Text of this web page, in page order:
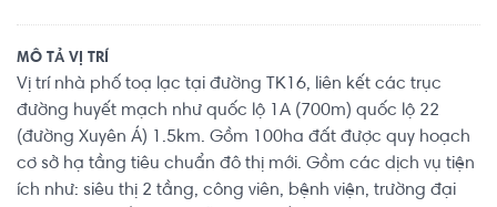
MÔ TẢ VỊ TRÍ
Vị trí nhà phố toạ lạc tại đường TK16, liên kết các trục
đường huyết mạch như quốc lộ 1A (700m) quốc lộ 22
(đường Xuyên Á) 1.5km. Gồm 100ha đất được quy hoạch
cơ sở hạ tầng tiêu chuẩn đô thị mới. Gồm các dịch vụ tiện
ích như: siêu thị 2 tầng, công viên, bệnh viện, trường đại